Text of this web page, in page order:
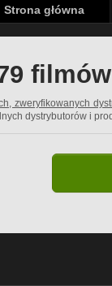
Strona główna
zweryfikowanych
dystrybutorów i